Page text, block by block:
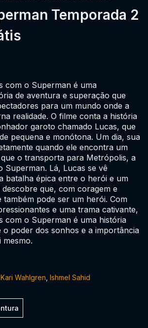
Temporada 2
com o Superman é uma
de aventura e superação que
para um mundo onde a
realidade. O filme conta a história
garoto chamado Lucas, que
pequena e monótona. Um dia, sua
quando ele encontra um
o transporta para Metrópolis, a
Superman. Lá, Lucas se vê
batalha épica entre o herói e um
que, com coragem e
também pode ser um herói. Com
e uma trama cativante,
com o Superman é uma história
o poder dos sonhos e a importância
mesmo.
Kari Wahlgren Ishmel Sahid